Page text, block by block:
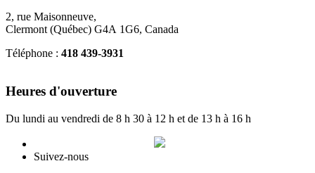
2, rue Maisonneuve,
Clermont (Québec) G4A 1G6, Canada
Téléphone : 418 439-3931
Heures d'ouverture
Du lundi au vendredi de 8 h 30 à 12 h et de 13 h à 16 h
Suivez-nous